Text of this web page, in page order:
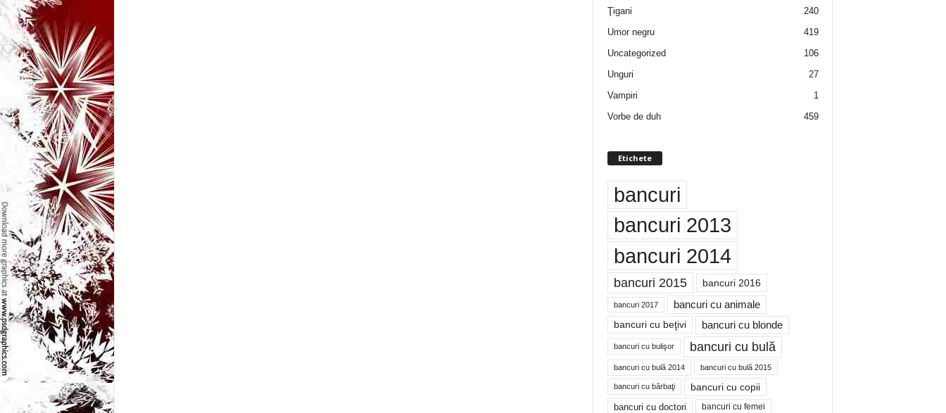
Ţigani
240
Umor negru
419
Uncategorized
106
Unguri
27
Vampiri
1
Vorbe de duh
459
Etichete
bancuri
bancuri 2013
bancuri 2014
bancuri 2015 bancuri 2016
bancuri 2017 bancuri cu animale
bancuri cu beţivi bancuri cu blonde
bancuri cu bulişor bancuri cu bulă
bancuri cu bulă 2014 bancuri cu bulă 2015
bancuri cu bărbaţi bancuri cu copii
bancuri cu doctori bancuri cu femei